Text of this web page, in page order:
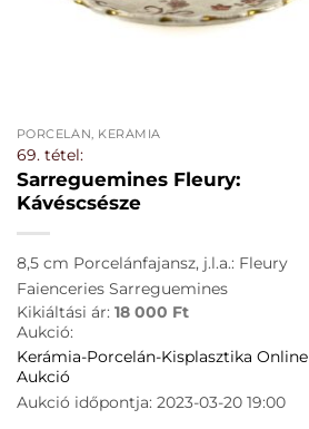
PORCELÁN, KERÁMIA
69. tétel:
Sarreguemines Fleury:
Kávéscsésze
8,5 cm Porcelánfajansz, j.l.a.: Fleury
Faienceries Sarreguemines
Kikiáltási ár: 18 000 Ft
Aukció:
Kerámia-Porcelán-Kisplasztika Online
Aukció
Aukció időpontja: 2023-03-20 19:00